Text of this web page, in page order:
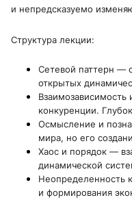
и непредсказуемо
Структура лекции:
Сетевой паттерн —
открытых
Взаимозависимость
конкуренции.
Осмысление и
мира, но его
Хаос и порядок —
динамической
Неопределенность
и формирования